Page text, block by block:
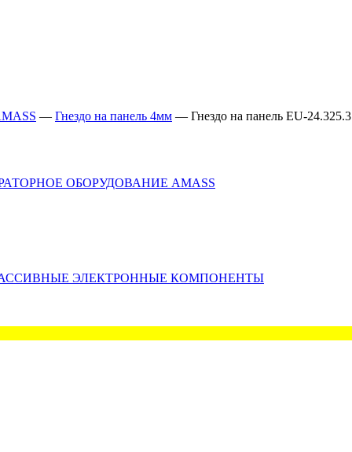
— Гнездо на панель 4мм — Гнездо на панель EU-24.325.3
ОБОРУДОВАНИЕ AMASS
ЭЛЕКТРОННЫЕ КОМПОНЕНТЫ